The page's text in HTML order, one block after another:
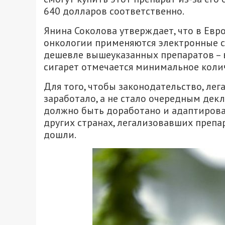
640 долларов соответственно.
Янина Соколова утверждает, что в
онкологии применяются электронные
дешевле вышеуказанных препаратов
сигарет отмечается минимальное
Для того, чтобы законодательство,
заработало, а не стало очередным
должно быть доработано и
других странах, легализовавших
дошли.